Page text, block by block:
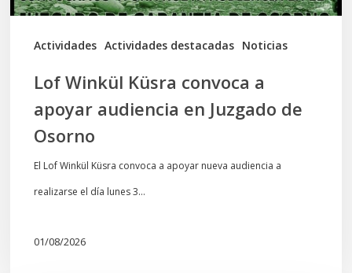
Actividades Actividades destacadas Noticias
Juzgado
Lof Winkül Küsra convoca a
apoyar audiencia en Juzgado de
Osorno
El Lof Winkül Küsra convoca a apoyar nueva audiencia a
realizarse el día lunes 3…
01/08/2026